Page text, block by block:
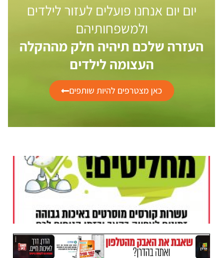
יום יום אנחנו פועלים לעזור לילדים
ולמשפחותיהם
העזרה שלכם תיהיה חלק מההקלה
העצומה לילדים
כאן מצטרפים להיות שותפים